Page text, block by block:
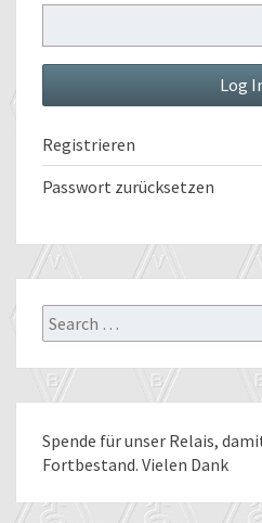
Registrieren
Passwort zurücksetzen
Search
for:
Spende für unser Relais,
Fortbestand. Vielen Dank